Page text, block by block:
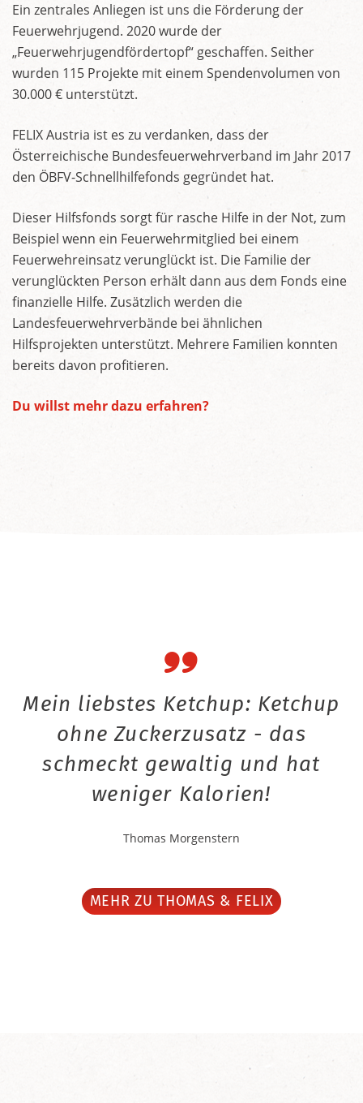
Ein zentrales Anliegen ist uns die Förderung der
Feuerwehrjugend. 2020 wurde der
„Feuerwehrjugendfördertopf“ geschaffen. Seither
wurden 115 Projekte mit einem Spendenvolumen von
30.000 € unterstützt.
FELIX Austria ist es zu verdanken, dass der
Österreichische Bundesfeuerwehrverband im Jahr 2017
den ÖBFV-Schnellhilfefonds gegründet hat.
Dieser Hilfsfonds sorgt für rasche Hilfe in der Not, zum
Beispiel wenn ein Feuerwehrmitglied bei einem
Feuerwehreinsatz verunglückt ist. Die Familie der
verunglückten Person erhält dann aus dem Fonds eine
finanzielle Hilfe. Zusätzlich werden die
Landesfeuerwehrverbände bei ähnlichen
Hilfsprojekten unterstützt. Mehrere Familien konnten
bereits davon profitieren.
Du willst mehr dazu erfahren?
Mein liebstes Ketchup: Ketchup
ohne Zuckerzusatz - das
schmeckt gewaltig und hat
weniger Kalorien!
Thomas Morgenstern
MEHR ZU THOMAS & FELIX